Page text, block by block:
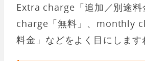
Extra charge「追加／別途
charge「無料」、monthly
料金」などをよく目にします